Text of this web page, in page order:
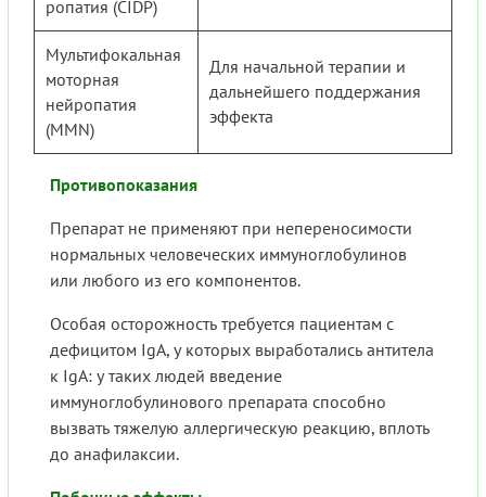
ропатия (CIDP)
Мультифокальная
моторная
нейропатия
(MMN)
Для начальной терапии и
дальнейшего поддержания
эффекта
Противопоказания
Препарат не применяют при непереносимости
нормальных человеческих иммуноглобулинов
или любого из его компонентов.
Особая осторожность требуется пациентам с
дефицитом IgA, у которых выработались антитела
к IgA: у таких людей введение
иммуноглобулинового препарата способно
вызвать тяжелую аллергическую реакцию, вплоть
до анафилаксии.